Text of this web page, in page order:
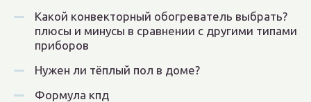
Какой конвекторный обогреватель выбрать?
плюсы и минусы в сравнении с другими типами
приборов
Нужен ли тёплый пол в доме?
Формула кпд